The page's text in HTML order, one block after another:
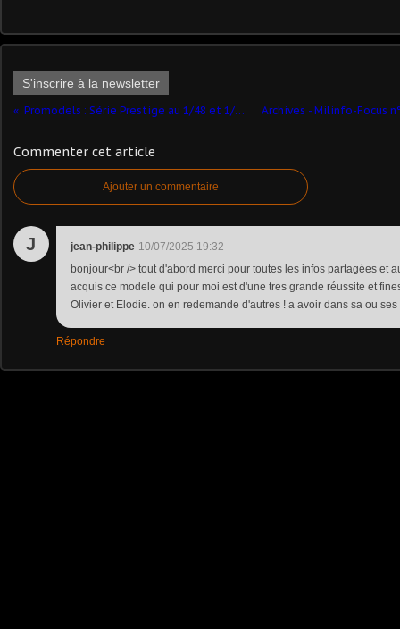
S'inscrire à la newsletter
Promodels : Série Prestige au 1/48 et 1/87 (complété)
Commenter cet article
Ajouter un commentaire
J jean-philippe 10/07/2025 19:32
bonjour<br /> tout d'abord merci pour toutes les infos partagées et
acquis ce modele qui pour moi est d'une tres grande réussite et
Olivier et Elodie. on en redemande d'autres ! a avoir dans sa ou ses
Répondre